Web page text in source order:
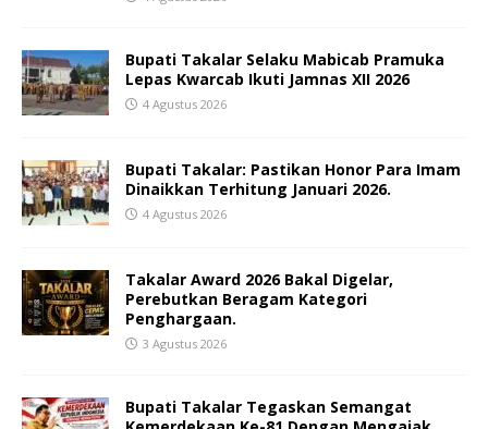
Bupati Takalar Selaku Mabicab Pramuka
Lepas Kwarcab Ikuti Jamnas XII 2026
4 Agustus 2026
Bupati Takalar: Pastikan Honor Para Imam
Dinaikkan Terhitung Januari 2026.
4 Agustus 2026
Takalar Award 2026 Bakal Digelar,
Perebutkan Beragam Kategori
Penghargaan.
3 Agustus 2026
Bupati Takalar Tegaskan Semangat